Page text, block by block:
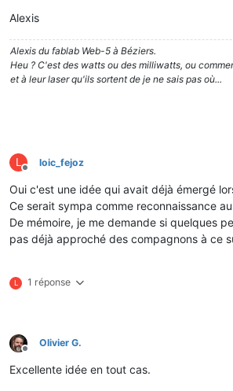
Alexis
Alexis du fablab Web-5 à Béziers.
Heu ? C'est des watts ou des milliwatts, ou
et à leur laser qu'ils sortent de je ne sais pas où...
L
Hors-ligne
loic_fejoz
Oui c'est une idée qui avait déjà émergé
Ce serait sympa comme reconnaissance
De mémoire, je me demande si quelques
pas déjà approché des compagnons à ce
L 1 réponse
Hors-ligne
Olivier G.
Excellente idée en tout cas.